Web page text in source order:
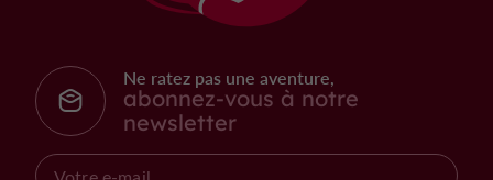
Ne ratez pas une aventure,
abonnez-vous à notre
newsletter